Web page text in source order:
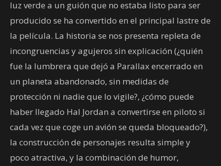
luz verde a un guión que no estaba listo para ser
producido se ha convertido en el principal lastre de
la película. La historia se nos presenta repleta de
incongruencias y agujeros sin explicación (¿quién
fue la lumbrera que dejó a Parallax encerrado en
un planeta abandonado, sin medidas de
protección ni nadie que lo vigile?, ¿cómo puede
haber llegado Hal Jordan a convertirse en piloto si
cada vez que coge un avión se queda bloqueado?),
la construcción de personajes resulta simple y
poco atractiva, y la combinación de humor,